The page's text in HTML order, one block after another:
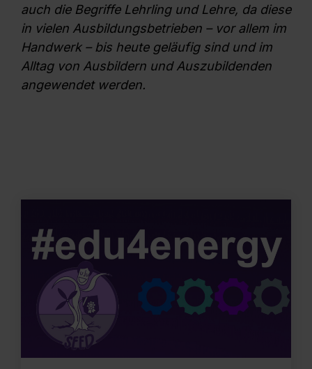
auch die Begriffe Lehrling und Lehre, da diese
in vielen Ausbildungsbetrieben – vor allem im
Handwerk – bis heute geläufig sind und im
Alltag von Ausbildern und Auszubildenden
angewendet werden.